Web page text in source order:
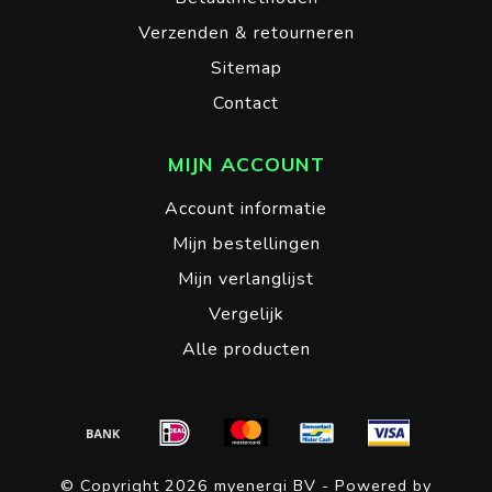
Verzenden & retourneren
Sitemap
Contact
MIJN ACCOUNT
Account informatie
Mijn bestellingen
Mijn verlanglijst
Vergelijk
Alle producten
© Copyright 2026 myenergi BV - Powered by